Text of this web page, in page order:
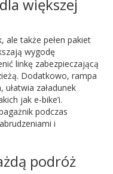
większej
ale także pełen pakiet
wygodę
linkę zabezpieczającą
Dodatkowo, rampa
załadunek
jak e-bike’i.
podczas
i
podróż